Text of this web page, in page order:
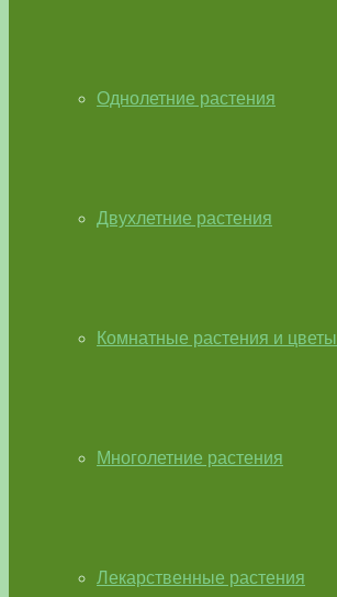
Однолетние растения
Двухлетние растения
Комнатные растения и цветы
Многолетние растения
Лекарственные растения